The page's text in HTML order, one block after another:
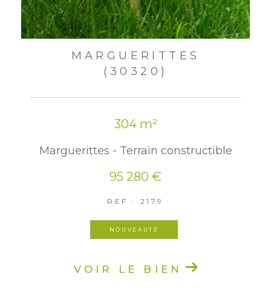
MARGUERITTES
(30320)
304 m²
Marguerittes - Terrain constructible
95 280 €
REF : 2179
NOUVEAUTÉ
VOIR LE BIEN